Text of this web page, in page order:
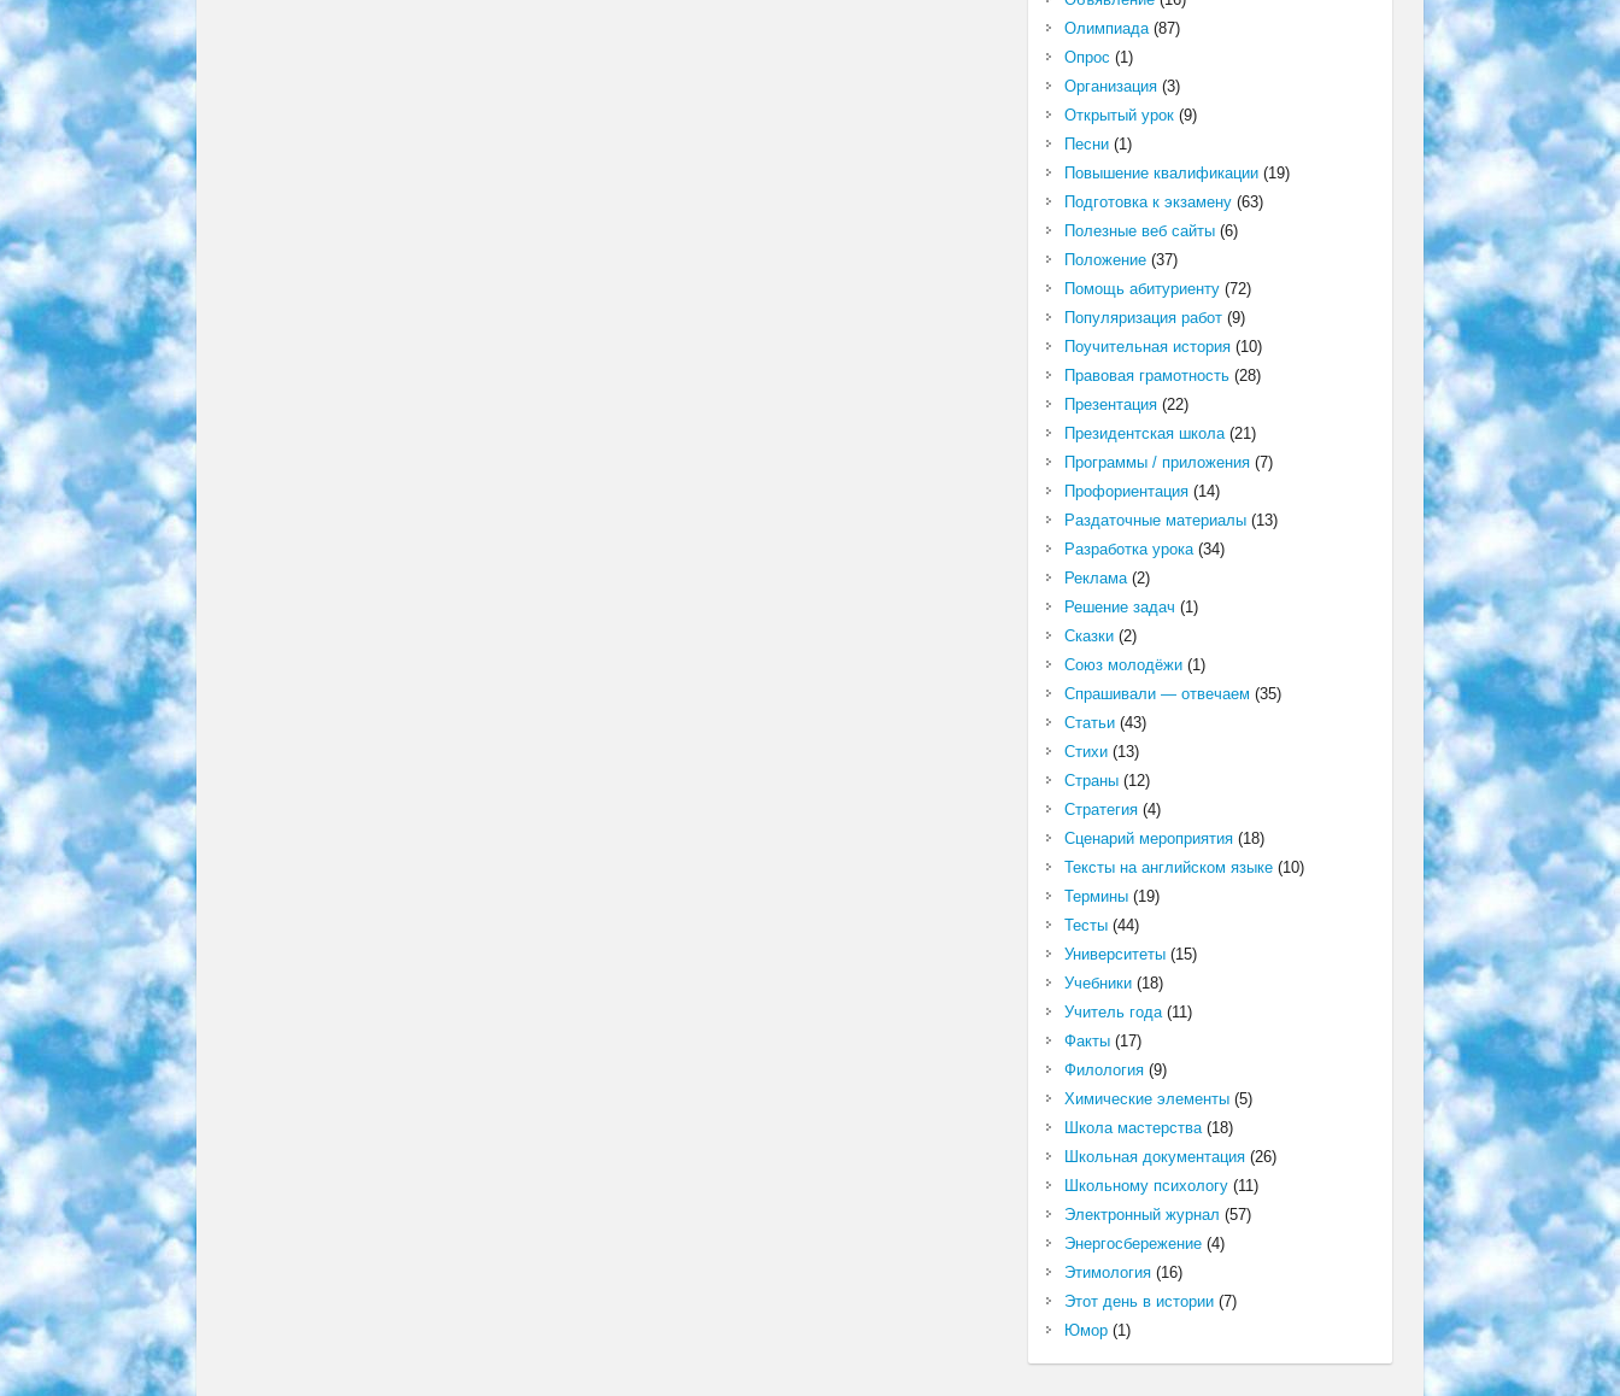
Олимпиада(87)
Опрос (1)
Организация(3)
Открытый урок(9)
Песни(1)
Повышение квалификации(19)
Подготовка к экзамену(63)
Полезные веб сайты(6)
Положение(37)
Помощь абитуриенту(72)
Популяризация работ(9)
Поучительная история(10)
Правовая грамотность(28)
Презентация(22)
Президентская школа(21)
Программы / приложения(7)
Профориентация(14)
Раздаточные материалы(13)
Разработка урока(34)
Реклама(2)
Решение задач (1)
Сказки(2)
Союз молодёжи(1)
Спрашивали — отвечаем (35)
Статьи(43)
Стихи(13)
Страны(12)
Стратегия(4)
Сценарий мероприятия(18)
Тексты на английском языке(10)
Термины(19)
Тесты(44)
Университеты(15)
Учебники(18)
Учитель года(11)
Факты(17)
Филология(9)
Химические элементы(5)
Школа мастерства(18)
Школьная документация(26)
Школьному психологу(11)
Электронный журнал (57)
Энергосбережение(4)
Этимология(16)
Этот день в истории(7)
Юмор(1)